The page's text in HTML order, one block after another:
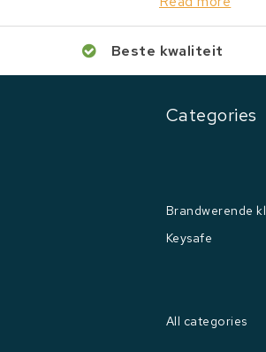
Beste kwaliteit
Categories
Brandwerende
Keysafe
All categories